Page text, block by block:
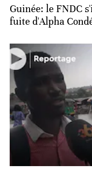
Guinée: le FNDC
fuite d'Alpha